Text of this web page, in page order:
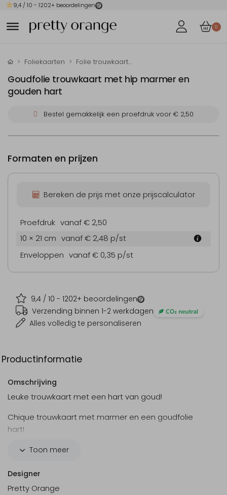
9,4 / 10 - 1202+ beoordelingen
0
Foliekaarten Folie trouwkaarten
Goudfolie trouwkaart met hip marmer en
gouden hart
Bestel gemakkelijk een proefdruk voor € 2,50
9,4 / 10 - 1202+ beoordelingen
Verzending binnen 1-2 werkdagen
Alles volledig te personaliseren
Formaten en prijzen
Bereken de prijs met onze prijscalculator
Proefdruk vanaf € 2,50
10 × 21 cm vanaf € 2,48 p/st
Enveloppen vanaf € 0,35 p/st
Productinformatie
Omschrijving
Leuke trouwkaart met een hart van goud!
Chique trouwkaart met marmer en een goudfolie
hart!
Let op: Deze kaart heeft een langere verzendtijd:
gedrukt en verzonden.
Toon meer
Designer
Pretty Orange